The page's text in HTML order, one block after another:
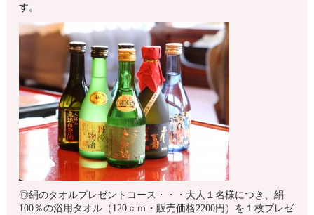
す。
◎絹のタオルプレゼントコース・・・大人１名様につき、絹
100％の浴用タオル（120ｃｍ・販売価格2200円）を１枚プレゼ